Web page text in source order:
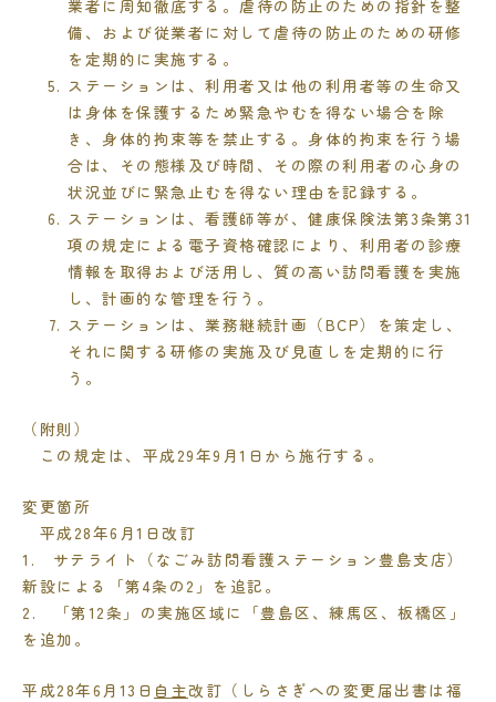
業者に周知徹底する。虐待の防止のための指針を整
備、および従業者に対して虐待の防止のための研修
を定期的に実施する。
ステーションは、利用者又は他の利用者等の生命又
は身体を保護するため緊急やむを得ない場合を除
き、身体的拘束等を禁止する。身体的拘束を行う場
合は、その態様及び時間、その際の利用者の心身の
状況並びに緊急止むを得ない理由を記録する。
ステーションは、看護師等が、健康保険法第3条第31
項の規定による電子資格確認により、利用者の診療
情報を取得および活用し、質の高い訪問看護を実施
し、計画的な管理を行う。
ステーションは、業務継続計画（BCP）を策定し、
それに関する研修の実施及び見直しを定期的に行
う。
（附則）
この規定は、平成29年9 月1 日から施行する。
変更箇所
平成28年6 月1 日改訂
1. サテライト（なごみ訪問看護ステーション豊島支店）
新設による「第4条の2 」を追記。
2. 「第12条」の実施区域に「豊島区、練馬区、板橋区」
を追加。
平成28年6 月 13 日 自主改訂（しらさぎへの変更届出書は福